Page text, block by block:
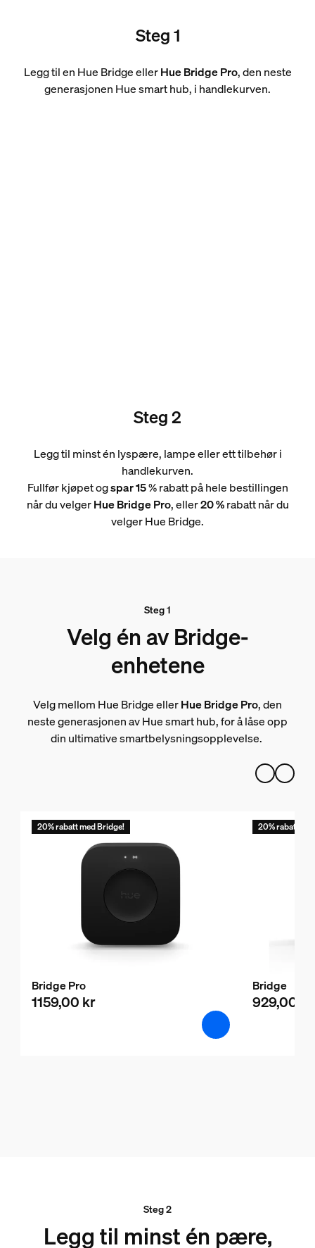
Steg 1
Legg til en Hue Bridge ellerHue Bridge Pro, den neste
generasjonen Hue smart hub, i handlekurven.
Steg 2
Legg til minst én lyspære, lampe eller ett tilbehør i
handlekurven.
Fullfør kjøpet ogspar 15% rabatt på hele bestillingen
når du velgerHue Bridge Pro, eller20 %rabatt når du
velger Hue Bridge.
Steg 1
Velg én av Bridge-
enhetene
Velg mellom Hue Bridge ellerHue Bridge Pro, den
neste generasjonen av Hue smart hub, for å låse opp
din ultimative smartbelysningsopplevelse.
20% rabatt med Bridge!
Bridge Pro
1159,00 kr
20% rabatt
Bridge
929,00 kr
Steg 2
Legg til minst én pære,